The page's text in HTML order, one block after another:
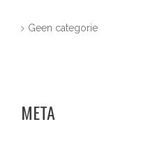
Geen categorie
META